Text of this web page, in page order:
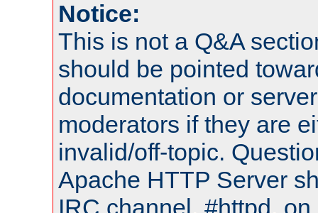
Notice:
This is not a Q&A
should be pointed
documentation or
moderators if they are
invalid/off-topic.
Apache HTTP Server
IRC channel, #httpd,